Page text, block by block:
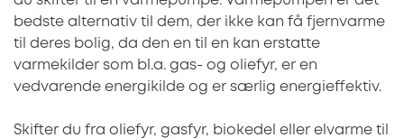
bedste alternativ til dem, der ikke kan få fjernvarme
til deres bolig, da den en til en kan erstatte
varmekilder som bl.a. gas- og oliefyr, er en
vedvarende energikilde og er særlig energieffektiv.
Skifter du fra oliefyr, gasfyr, biokedel eller elvarme til